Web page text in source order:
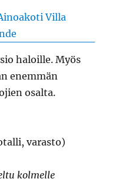
haloille. Myös
enemmän
osalta.
varasto)
kolmelle